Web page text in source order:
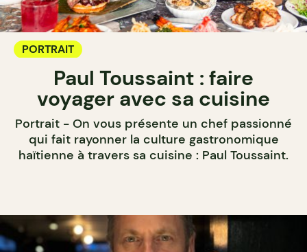
PORTRAIT
Paul Toussaint : faire
voyager avec sa cuisine
Portrait - On vous présente un chef passionné
qui fait rayonner la culture gastronomique
haïtienne à travers sa cuisine : Paul Toussaint.